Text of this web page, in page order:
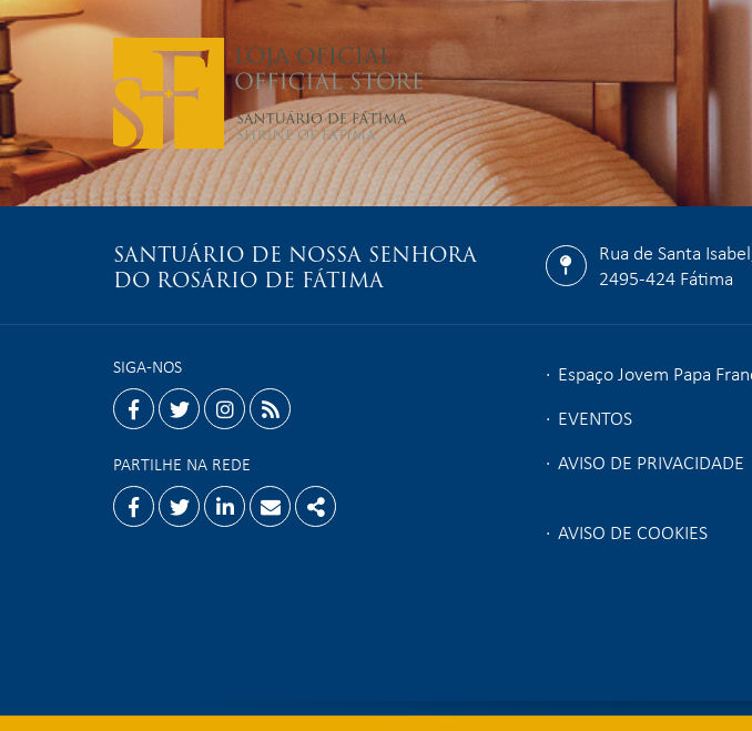
SANTUÁRIO DE NOSSA SENHORA
DO ROSÁRIO DE FÁTIMA
Rua de Santa
2495-424 Fátima
Espaço Jovem Papa
EVENTOS
AVISO DE PRIVACIDADE
AVISO DE COOKIES
SIGA-NOS
facebooktwitterinstagram
rss
PARTILHE NA REDE
FacebookTwitterLinkedinEmailShare